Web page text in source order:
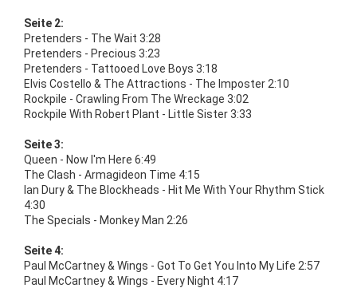
Seite 2:
Pretenders - The Wait 3:28
Pretenders - Precious 3:23
Pretenders - Tattooed Love Boys 3:18
Elvis Costello & The Attractions - The Imposter 2:10
Rockpile - Crawling From The Wreckage 3:02
Rockpile With Robert Plant - Little Sister 3:33
Seite 3:
Queen - Now I'm Here 6:49
The Clash - Armagideon Time 4:15
Ian Dury & The Blockheads - Hit Me With Your Rhythm Stick
4:30
The Specials - Monkey Man 2:26
Seite 4:
Paul McCartney & Wings - Got To Get You Into My Life 2:57
Paul McCartney & Wings - Every Night 4:17